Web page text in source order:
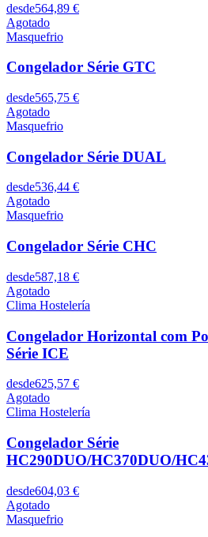
desde564,89 €
Agotado
Masquefrio
Congelador Série GTC
desde565,75 €
Agotado
Masquefrio
Congelador Série DUAL
desde536,44 €
Agotado
Masquefrio
Congelador Série CHC
desde587,18 €
Agotado
Clima Hostelería
Congelador Horizontal com
Série ICE
desde625,57 €
Agotado
Clima Hostelería
Congelador Série
HC290DUO/HC370DUO/
desde604,03 €
Agotado
Masquefrio